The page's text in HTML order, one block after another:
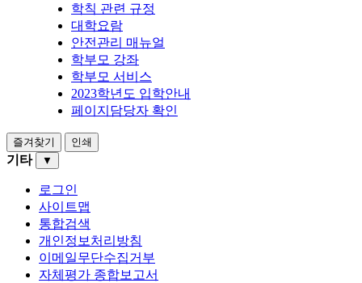
학칙 관련 규정
대학요람
안전관리 매뉴얼
학부모 강좌
학부모 서비스
2023학년도 입학안내
페이지담당자 확인
즐겨찾기 인쇄
기타 ▼
로그인
사이트맵
통합검색
개인정보처리방침
이메일무단수집거부
자체평가 종합보고서